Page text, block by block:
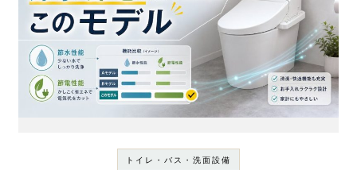
トイレ・バス・洗面設備